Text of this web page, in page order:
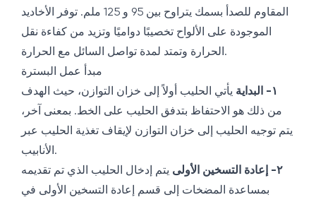
المقاوم للصدأ بسمك يتراوح بين 95 و 125 ملم. توفر الأخاديد
الموجودة على الألواح تخصيبًا دواميًا وتزيد من كفاءة نقل
الحرارة وتمتد لمدة تواصل السائل مع الحرارة.
مبدأ عمل البسترة
١- البداية
يأتي الحليب أولاً إلى خزان التوازن، حيث الهدف
من ذلك هو الاحتفاظ بتدفق الحليب على الخط. بمعنى آخر،
يتم توجيه الحليب إلى خزان التوازن لإيقاف تغذية الحليب عبر
الأنابيب.
٢- إعادة التسخين الأولى
يتم إدخال الحليب الذي تم تقديمه
بمساعدة المضخات إلى قسم إعادة التسخين الأولى في